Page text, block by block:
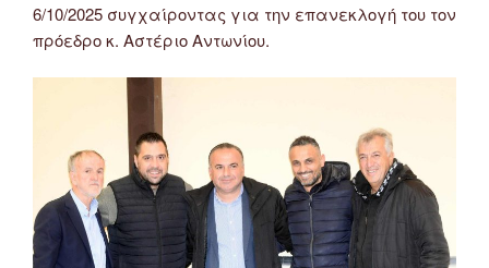
6/10/2025 συγχαίροντας για την επανεκλογή του τον
πρόεδρο κ. Αστέριο Αντωνίου.